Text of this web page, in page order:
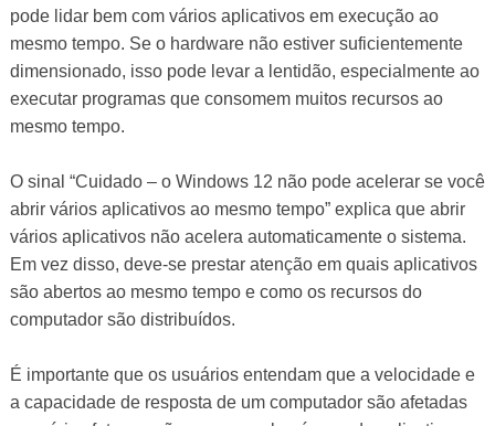
pode lidar bem com vários aplicativos em execução ao
mesmo tempo. Se o hardware não estiver suficientemente
dimensionado, isso pode levar a lentidão, especialmente ao
executar programas que consomem muitos recursos ao
mesmo tempo.
O sinal “Cuidado – o Windows 12 não pode acelerar se você
abrir vários aplicativos ao mesmo tempo” explica que abrir
vários aplicativos não acelera automaticamente o sistema.
Em vez disso, deve-se prestar atenção em quais aplicativos
são abertos ao mesmo tempo e como os recursos do
computador são distribuídos.
É importante que os usuários entendam que a velocidade e
a capacidade de resposta de um computador são afetadas